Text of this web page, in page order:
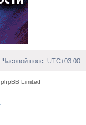
Часовой пояс: UTC+03:00
Limited